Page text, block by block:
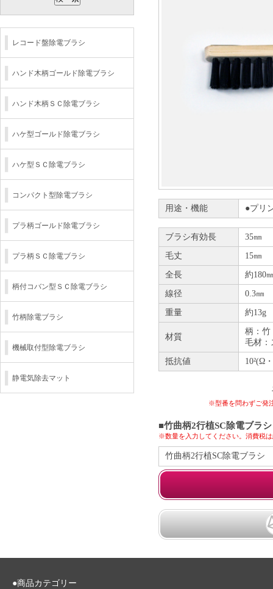
レコード盤除電ブラシ
ハンド木柄ゴールド除電ブラシ
ハンド木柄ＳＣ除電ブラシ
ハケ型ゴールド除電ブラシ
ハケ型ＳＣ除電ブラシ
コンパクト型除電ブラシ
プラ柄ゴールド除電ブラシ
プラ柄ＳＣ除電ブラシ
柄付コバン型ＳＣ除電ブラシ
竹柄除電ブラシ
機械取付型除電ブラシ
静電気除去マット
用途・機能 ●プリ
ブラシ有効長 35㎜
毛丈 15㎜
全長 約180
線径 0.3㎜
重量 約13g
材質
柄：竹
毛材：
抵抗値 10²(Ω
※型番を問わずご発
■竹曲柄2行植SC除電ブラ
※数量を入力してください。消費税
竹曲柄2行植SC除電ブラシ
●商品カテゴリー